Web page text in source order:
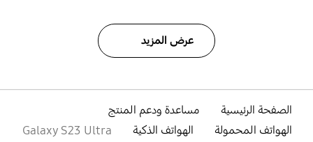
عرض المزيد
الصفحة الرئيسية
مساعدة ودعم المنتج
الهواتف المحمولة
الهواتف الذكية Galaxy S23 Ultra